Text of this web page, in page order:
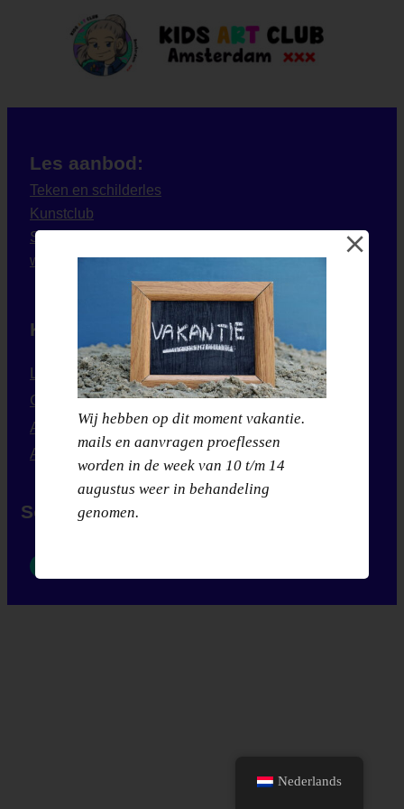
Les aanbod:
Teken en schilderles
Kunstclub
Striptekenles
workshops
Kids Art Club
Lesgevers
Contact
Algemene info
Algemene voorwaarden
Social Media
Wij hebben op dit moment vakantie.
mails en aanvragen proeflessen
worden in de week van 10 t/m 14
augustus weer in behandeling
genomen.
Nederlands